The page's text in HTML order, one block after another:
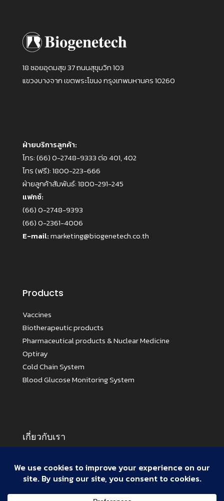
18 ซอยอุดมสุข 37 ถนนสุขุมวิท 103
แขวงบางจาก เขตพระโขนง กรุงเทพมหานคร 10260
ฝ่ายบริการลูกค้า:
โทร:(66) 0-2748-9333 ต่อ 401, 402
โทร (ฟรี):1800-223-666
ฝ่ายลูกค้าสัมพันธ์:1800-291-245
แฟกซ์:
(66) 0-2748-9393
(66) 0-2361-4006
E-mail:marketing@biogenetech.co.th
Products
Vaccines
Biotherapeutic products
Pharmaceutical products & Nuclear Medicine
Optiray
Cold Chain System
Blood Glucose Monitoring System
เกี่ยวกับเรา
Cold Chain System
Activities